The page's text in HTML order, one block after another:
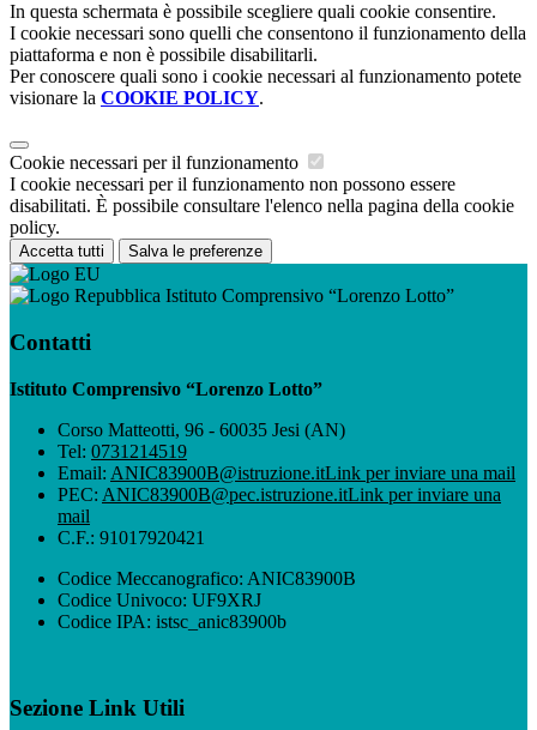
In questa schermata è possibile scegliere quali cookie consentire.
I cookie necessari sono quelli che consentono il funzionamento della
piattaforma e non è possibile disabilitarli.
Per conoscere quali sono i cookie necessari al funzionamento potete
visionare la COOKIE POLICY.
Cookie necessari per il funzionamento
I cookie necessari per il funzionamento non possono essere
disabilitati. È possibile consultare l'elenco nella pagina della cookie
policy.
Accetta tutti Salva le preferenze
Istituto Comprensivo “Lorenzo Lotto”
Contatti
Istituto Comprensivo “Lorenzo Lotto”
Corso Matteotti, 96 - 60035 Jesi (AN)
Tel: 0731214519
Email: ANIC83900B@istruzione.itLink per inviare una mail
PEC: ANIC83900B@pec.istruzione.itLink per inviare una
mail
C.F.: 91017920421
Codice Meccanografico: ANIC83900B
Codice Univoco: UF9XRJ
Codice IPA: istsc_anic83900b
Sezione Link Utili